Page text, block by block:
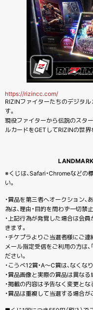
https://rizincc.com/
RIZINファイターたちのデジタ
す。
現役ファイターから伝説のスタ
ルカードをGETしてRIZINの世界
※くじは、Safari・Chromeなど
い。
・賞品を第三者へオークション
為は、理由・目的を問わず一切禁止
・上記行為が発覚した場合は会
きます。
・チケプラよりご当選者様にご
メール指定受信をご利用の方は
ださい。
・こうべ12賞・A〜C賞は、なくな
・賞品画像と実際の賞品は異なる
・掲載の内容は予告なく変更とな
・賞品は重複して当選する場合が